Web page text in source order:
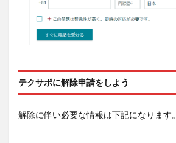
テクサポに解除申請をしよう
解除に伴い必要な情報は下記になります。